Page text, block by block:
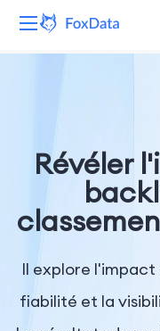
Solutions
Ressources
Tarifs
Entreprise
Révéler
Il explore l'impact
fiabilité et la